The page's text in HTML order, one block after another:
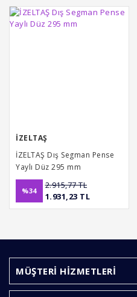
İZELTAŞ
İZELTAŞ Dış Segman Pense
Yaylı Düz 295 mm
%34
2.915,77 TL
1.931,23 TL
MÜŞTERİ HİZMETLERİ